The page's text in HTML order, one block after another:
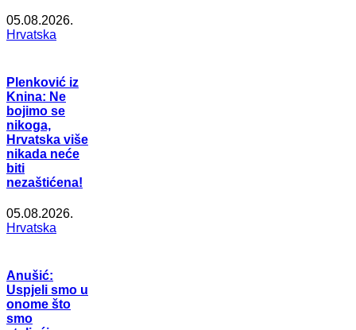
05.08.2026.
Hrvatska
Plenković iz
Knina: Ne
bojimo se
nikoga,
Hrvatska više
nikada neće
biti
nezaštićena!
05.08.2026.
Hrvatska
Anušić:
Uspjeli smo u
onome što
smo